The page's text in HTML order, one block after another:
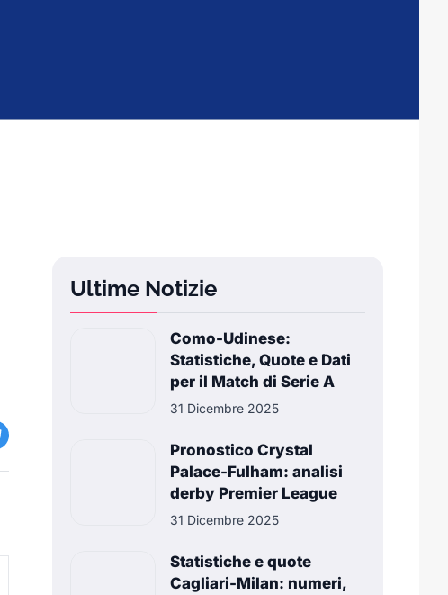
Ultime Notizie
Como-Udinese:
Statistiche, Quote e Dati
per il Match di Serie A
31 Dicembre 2025
Pronostico Crystal
Palace-Fulham: analisi
derby Premier League
31 Dicembre 2025
Statistiche e quote
Cagliari-Milan: numeri,